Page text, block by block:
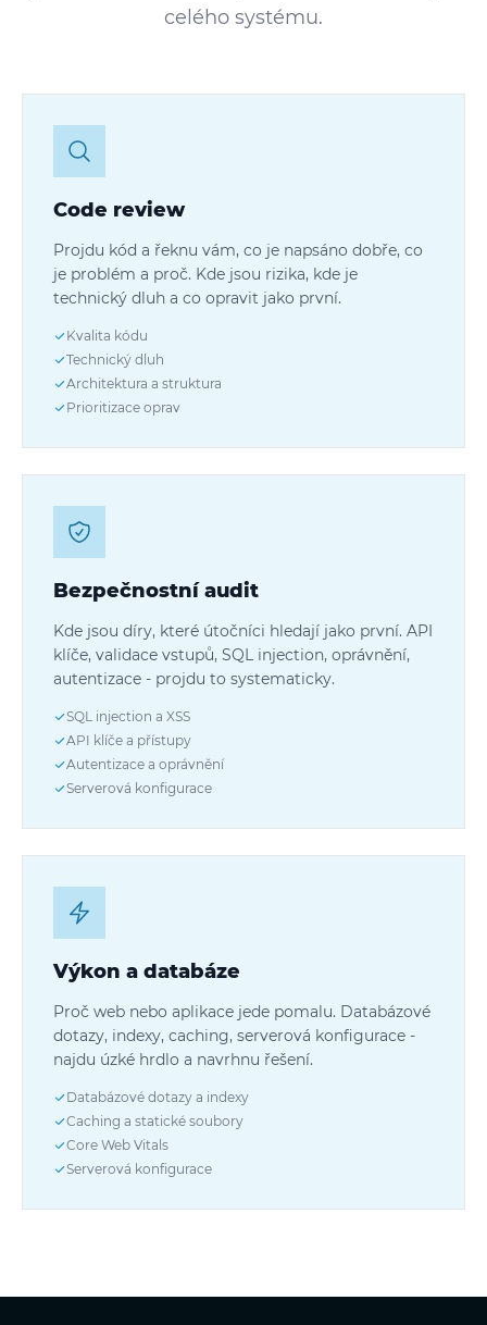
celého systému.
Code review
Projdu kód a řeknu vám, co je napsáno dobře, co
je problém a proč. Kde jsou rizika, kde je
technický dluh a co opravit jako první.
Kvalita kódu
Technický dluh
Architektura a struktura
Prioritizace oprav
Bezpečnostní audit
Kde jsou díry, které útočníci hledají jako první. API
klíče, validace vstupů, SQL injection, oprávnění,
autentizace - projdu to systematicky.
SQL injection a XSS
API klíče a přístupy
Autentizace a oprávnění
Serverová konfigurace
Výkon a databáze
Proč web nebo aplikace jede pomalu. Databázové
dotazy, indexy, caching, serverová konfigurace -
najdu úzké hrdlo a navrhnu řešení.
Databázové dotazy a indexy
Caching a statické soubory
Core Web Vitals
Serverová konfigurace